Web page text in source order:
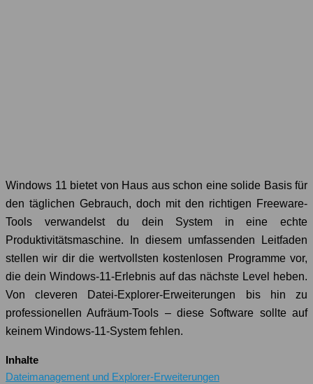
Windows 11 bietet von Haus aus schon eine solide Basis für
den täglichen Gebrauch, doch mit den richtigen Freeware-
Tools verwandelst du dein System in eine echte
Produktivitätsmaschine. In diesem umfassenden Leitfaden
stellen wir dir die wertvollsten kostenlosen Programme vor,
die dein Windows-11-Erlebnis auf das nächste Level heben.
Von cleveren Datei-Explorer-Erweiterungen bis hin zu
professionellen Aufräum-Tools – diese Software sollte auf
keinem Windows-11-System fehlen.
Inhalte
Dateimanagement und Explorer-Erweiterungen